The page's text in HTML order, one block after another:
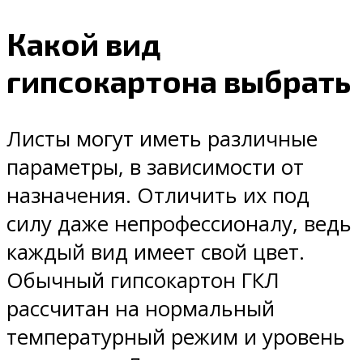
Какой вид
гипсокартона выбрать
Листы могут иметь различные
параметры, в зависимости от
назначения. Отличить их под
силу даже непрофессионалу, ведь
каждый вид имеет свой цвет.
Обычный гипсокартон ГКЛ
рассчитан на нормальный
температурный режим и уровень